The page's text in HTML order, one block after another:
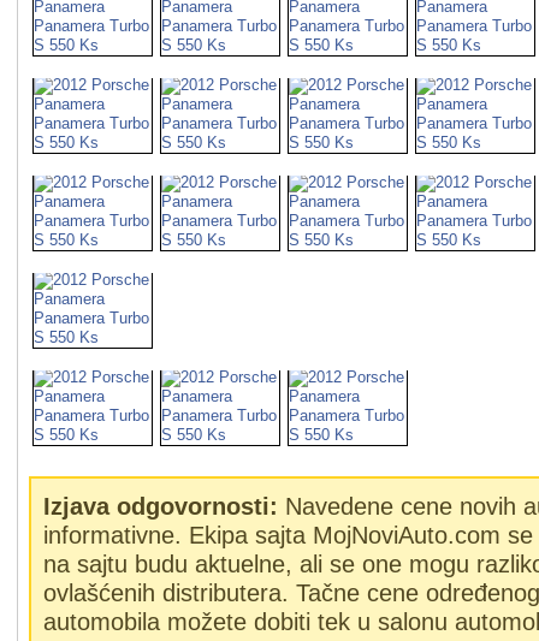
Izjava odgovornosti: Navedene cene novih
informativne. Ekipa sajta MojNoviAuto.com
na sajtu budu aktuelne, ali se one mogu
ovlašćenih distributera. Tačne cene
automobila možete dobiti tek u salonu